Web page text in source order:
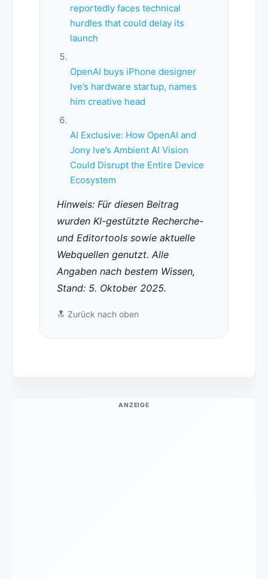
reportedly faces technical
hurdles that could delay its
launch
OpenAI buys iPhone designer
Ive’s hardware startup, names
him creative head
AI Exclusive: How OpenAI and
Jony Ive’s Ambient AI Vision
Could Disrupt the Entire Device
Ecosystem
Hinweis: Für diesen Beitrag
wurden KI-gestützte Recherche-
und Editortools sowie aktuelle
Webquellen genutzt. Alle
Angaben nach bestem Wissen,
Stand: 5. Oktober 2025.
🔝 Zurück nach oben
ANZEIGE